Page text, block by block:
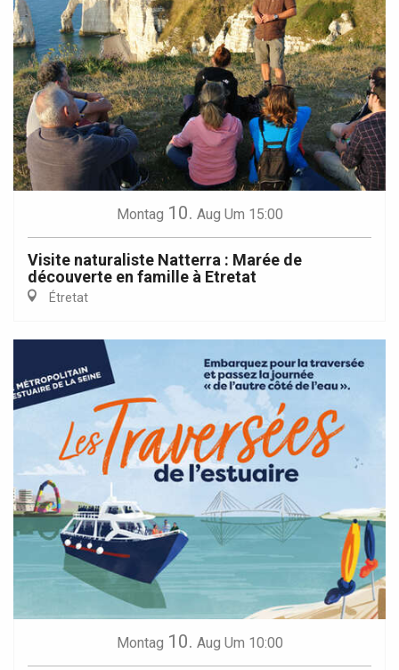
Montag 10. Aug Um 15:00
Visite naturaliste Natterra : Marée de
découverte en famille à Etretat
Étretat
Montag 10. Aug Um 10:00